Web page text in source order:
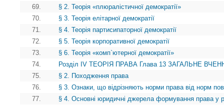
69.
§ 2. Теорія «плюралістичної демократії»
70.
§ 3. Теорія елітарної демократії
71.
§ 4. Теорія партисипаторної демократії
72.
§ 5. Теорія корпоративної демократії
73.
§ 6. Теорія «комп`ютерної демократії»
74.
Розділ IV ТЕОРІЯ ПРАВА Глава 13 ЗАГАЛЬНЕ
75.
§ 2. Походження права
76.
§ 3. Ознаки, що відрізняють норми права від норм
77.
§ 4. Основні юридичні джерела формування права у